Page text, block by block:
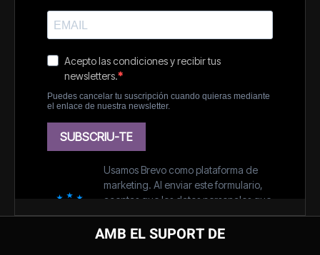
AMB EL SUPORT DE